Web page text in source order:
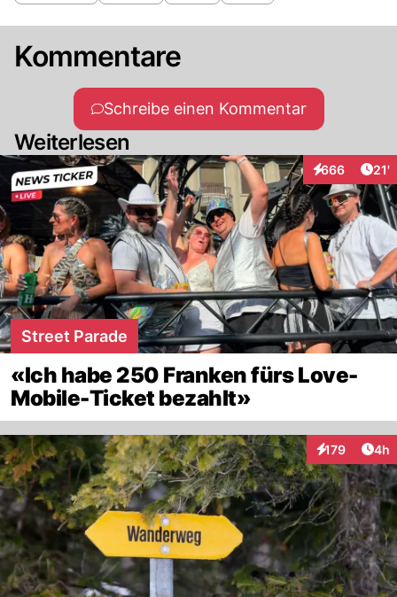
Kommentare
Schreibe einen Kommentar
Weiterlesen
666
Interaktionen
21'
Street Parade
«Ich habe 250 Franken fürs Love-
Mobile-Ticket bezahlt»
179
Interaktionen
4h